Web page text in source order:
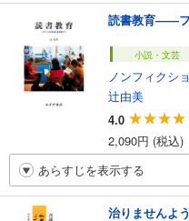
読書教育――フ
小説・文芸
ノンフィクシ
辻由美
4.0
2,090円 (税込)
あらすじを表示する
治りませんよ